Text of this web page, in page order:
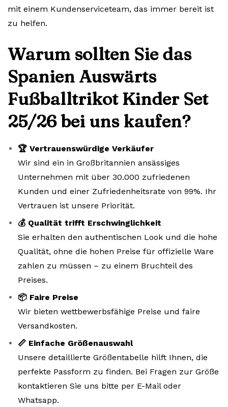
mit einem Kundenserviceteam, das immer bereit ist
zu helfen.
Warum sollten Sie das
Spanien Auswärts
Fußballtrikot Kinder Set
25/26 bei uns kaufen?
🏆 Vertrauenswürdige Verkäufer
Wir sind ein in Großbritannien ansässiges
Unternehmen mit über 30.000 zufriedenen
Kunden und einer Zufriedenheitsrate von 99%. Ihr
Vertrauen ist unsere Priorität.
💰 Qualität trifft Erschwinglichkeit
Sie erhalten den authentischen Look und die hohe
Qualität, ohne die hohen Preise für offizielle Ware
zahlen zu müssen – zu einem Bruchteil des
Preises.
📦 Faire Preise
Wir bieten wettbewerbsfähige Preise und faire
Versandkosten.
📏 Einfache Größenauswahl
Unsere detaillierte Größentabelle hilft Ihnen, die
perfekte Passform zu finden. Bei Fragen zur Größe
kontaktieren Sie uns bitte per E-Mail oder
Whatsapp.